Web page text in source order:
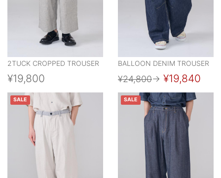
2TUCK CROPPED TROUSER
¥19,800
BALLOON DENIM TROUSER
¥24,800→ ¥19,840
SALE SALE